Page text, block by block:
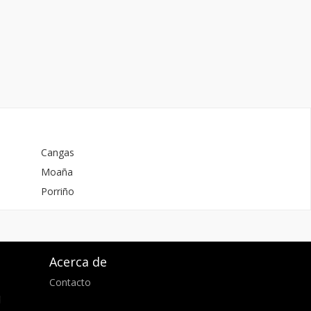
Cangas
Moaña
Porriño
Acerca de
Contacto